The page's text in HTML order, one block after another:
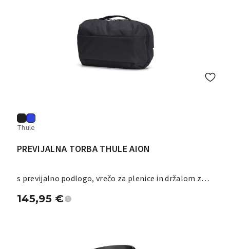
Thule
PREVIJALNA TORBA THULE AION
s previjalno podlogo, vrečo za plenice in držalom za
145,95 €